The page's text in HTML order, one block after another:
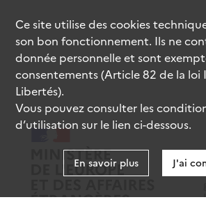
Ce site utilise descookies
son bon fonctionnement. Ils ne
donnée personnelle et sont
consentements (Article 82 de la
Libertés).
Vous pouvez consulter les
d’utilisation sur le lien ci-dessous.
En savoir plus J'ai